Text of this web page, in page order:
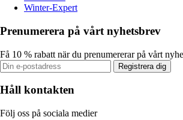
Winter-Expert
Prenumerera på vårt nyhetsbrev
Få 10 % rabatt när du prenumererar på vårt
Registrera dig
Håll kontakten
Följ oss på sociala medier